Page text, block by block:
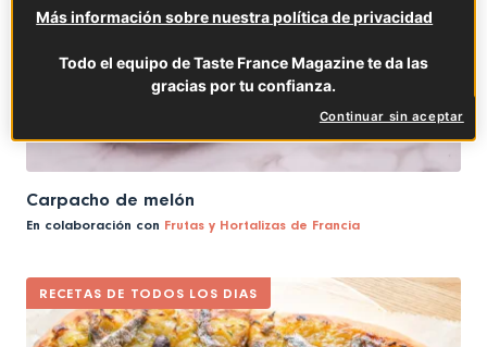
Carpacho de melón
En colaboración con Frutas y Hortalizas de Francia
RECETAS DE TODOS LOS DIAS
Más información sobre nuestra política de privacidad
Todo el equipo de Taste France Magazine te da las
gracias por tu confianza.
Continuar sin aceptar